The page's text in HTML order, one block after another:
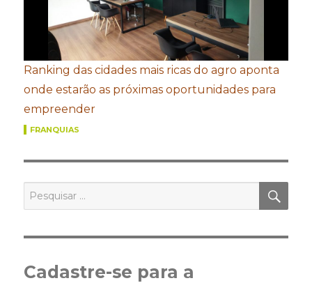
Ranking das cidades mais ricas do agro aponta
onde estarão as próximas oportunidades para
empreender
FRANQUIAS
por:
Cadastre-se para a